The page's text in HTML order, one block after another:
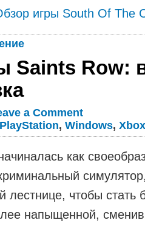
игры South Of The
Saints Row:
a Comment
PlayStation,Windows,Xbox
как
лестнице, чтобы
напыщенной,